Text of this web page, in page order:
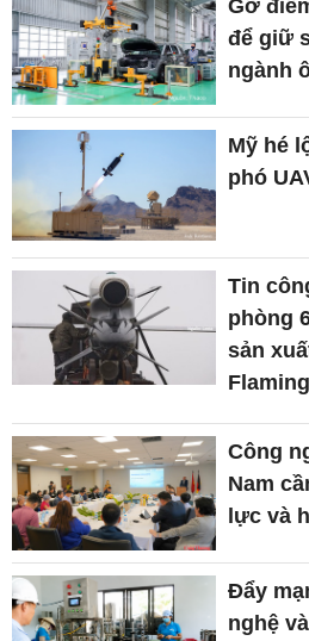
Gỡ
để giữ
ngành
Mỹ hé
phó
Tin
phòng
sản
Công
Nam
lực và
Đẩy
nghệ